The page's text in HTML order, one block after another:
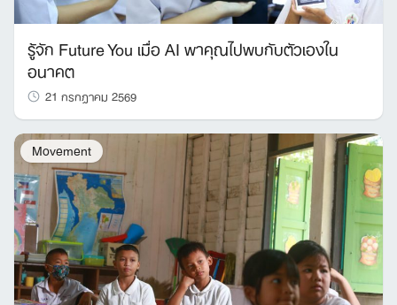
รู้จัก Future You เมื่อ AI พาคุณไปพบกับตัวเองใน
อนาคต
21 กรกฎาคม 2569
Movement